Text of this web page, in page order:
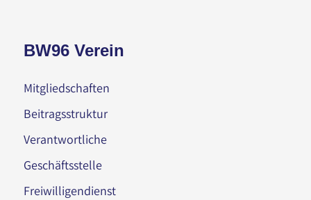
BW96 Verein
Mitgliedschaften
Beitragsstruktur
Verantwortliche
Geschäftsstelle
Freiwilligendienst